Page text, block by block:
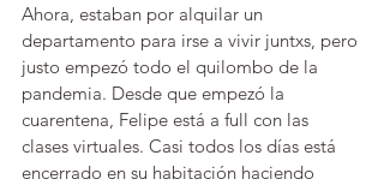
Ahora, estaban por alquilar un
departamento para irse a vivir juntxs, pero
justo empezó todo el quilombo de la
pandemia. Desde que empezó la
cuarentena, Felipe está a full con las
clases virtuales. Casi todos los días está
encerrado en su habitación haciendo